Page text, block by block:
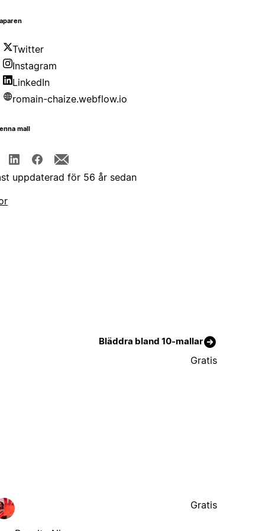
Twitter
Instagram
LinkedIn
romain-chaize.webflow.io
mall
uppdaterad för 56 år sedan
Bläddra bland 10-mallar
Gratis
Gratis